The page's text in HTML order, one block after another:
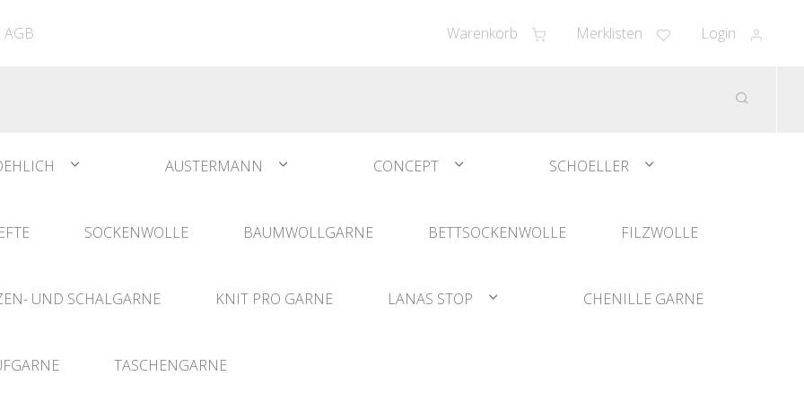
Warenkorb Merklisten Login
AGB
AUSTERMANN CONCEPT SCHOELLER
SOCKENWOLLE BAUMWOLLGARNE BETTSOCKENWOLLE FILZWOLLE
UND SCHALGARNE KNIT PRO GARNE LANAS STOP CHENILLE GARNE
TASCHENGARNE